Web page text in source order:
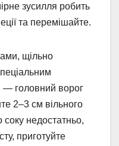
зусилля робить
та перемішайте.
щільно
— головний ворог
2–3 см вільного
недостатньо,
приготуйте